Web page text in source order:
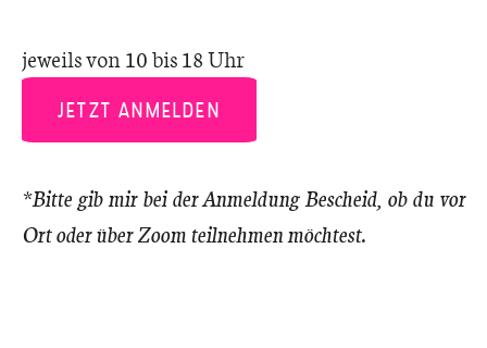
jeweils von 10 bis 18 Uhr
JETZT ANMELDEN
*Bitte gib mir bei der Anmeldung Bescheid, ob du vor
Ort oder über Zoom teilnehmen möchtest.